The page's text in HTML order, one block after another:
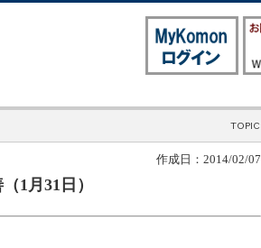
作成日：2014/02/07
1月31日）